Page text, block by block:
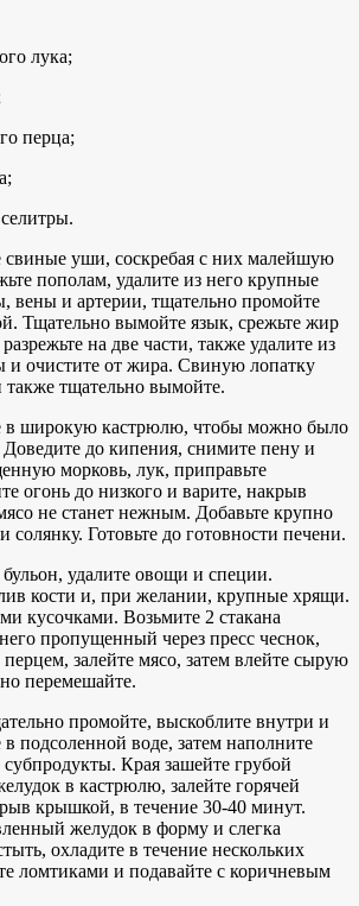
лука;
перца;
уши, соскребая с них малейшую
пополам, удалите из него крупные
вены и артерии, тщательно промойте
Тщательно вымойте язык, срежьте жир
на две части, также удалите из
и очистите от жира. Свиную лопатку
также тщательно вымойте.
в широкую кастрюлю, чтобы можно было
до кипения, снимите пену и
морковь, лук, приправьте
огонь до низкого и варите, накрыв
не станет нежным. Добавьте крупно
солянку. Готовьте до готовности печени.
удалите овощи и специи.
кости и, при желании, крупные хрящи.
кусочками. Возьмите 2 стакана
пропущенный через пресс чеснок,
залейте мясо, затем влейте сырую
перемешайте.
промойте, выскоблите внутри и
подсоленной воде, затем наполните
Края зашейте грубой
в кастрюлю, залейте горячей
крышкой, в течение 30-40 минут.
желудок в форму и слегка
охладите в течение нескольких
ломтиками и подавайте с коричневым